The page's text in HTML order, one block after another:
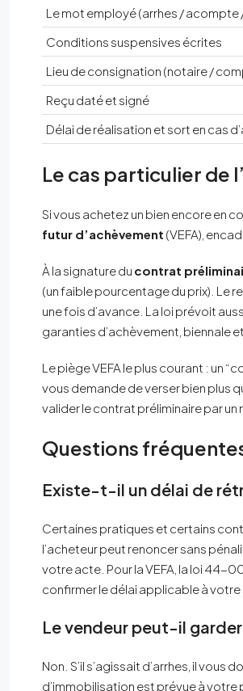
Le mot employé (arrhes / acompte
Conditions suspensives écrites
Lieu de consignation (notaire /
Reçu daté et signé
Délai de réalisation et sort en cas
Le cas particulier de
Si vous achetez un bien encore en
futur d’achèvement (VEFA),
À la signature du contrat
(un faible pourcentage du prix). Le
une fois d’avance. La loi prévoit
garanties d’achèvement, biennale
Le piège VEFA le plus courant : un
vous demande de verser bien plus
valider le contrat préliminaire par
Questions
Existe-t-il un délai de
Certaines pratiques et certains
l’acheteur peut renoncer sans
votre acte. Pour la VEFA, la loi 44-
confirmer le délai applicable à
Le vendeur peut-il
Non. S’il s’agissait d’arrhes, il vous
d’immobilisation est prévue à votre